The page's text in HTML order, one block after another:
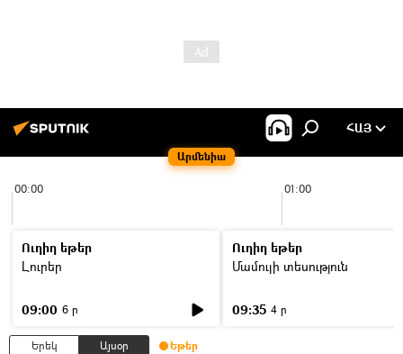
Արմենիա
ՀԱՅ
00:00 01:00
Ուղիղ եթեր
Լուրեր
09:00 6 ր
Ուղիղ եթեր
Մամուլի տեսություն
09:35 4 ր
Երեկ Այսօր Եթեր